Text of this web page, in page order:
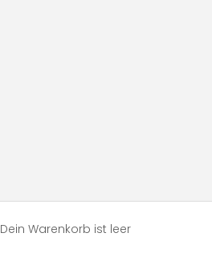
Dein Warenkorb ist leer